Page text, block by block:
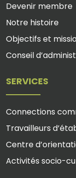
Devenir membre
Notre histoire
Objectifs et
Conseil
SERVICES
Connections
Travailleurs
Centre
Activités socio-